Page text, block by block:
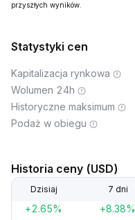
przyszłych wyników.
Statystyki cen
Kapitalizacja rynkowa
Wolumen 24h
Historyczne maksimum
Podaż w obiegu
Historia ceny (USD)
Dzisiaj 7 dni
+2.65% +8.38%